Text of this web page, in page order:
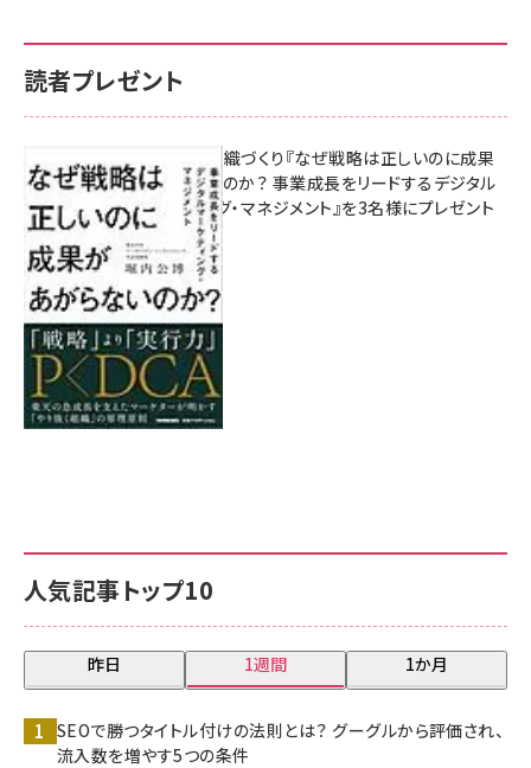
人気記事トップ10
昨日 1週間 1か月
SEOで勝つタイトル付けの法則とは？ グーグルから評価され、
流入数を増やす5つの条件
読者プレゼント
成果を生む組織づくり『なぜ戦略は正しいのに成果
があがらないのか？ 事業成長をリードするデジタル
マーケティング・マネジメント』を3名様にプレゼント
8月7日 10:00